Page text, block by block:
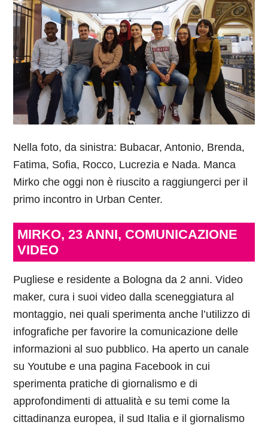
Nella foto, da sinistra: Bubacar, Antonio, Brenda,
Fatima, Sofia, Rocco, Lucrezia e Nada. Manca
Mirko che oggi non è riuscito a raggiungerci per il
primo incontro in Urban Center.
MIRKO, 23 ANNI, COMUNICAZIONE
VIDEO
Pugliese e residente a Bologna da 2 anni. Video
maker, cura i suoi video dalla sceneggiatura al
montaggio, nei quali sperimenta anche l’utilizzo di
infografiche per favorire la comunicazione delle
informazioni al suo pubblico. Ha aperto un canale
su Youtube e una pagina Facebook in cui
sperimenta pratiche di giornalismo e di
approfondimenti di attualità e su temi come la
cittadinanza europea, il sud Italia e il giornalismo